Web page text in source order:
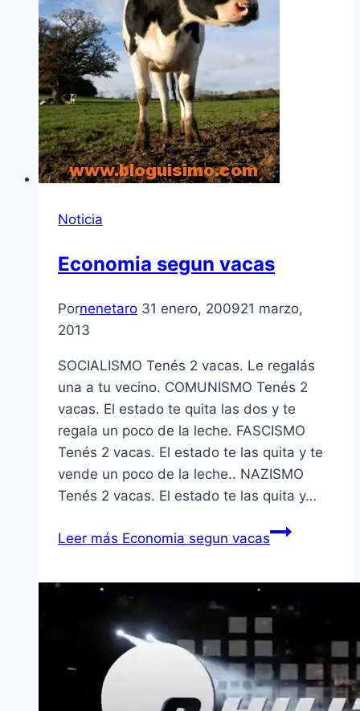
Noticia
Economia segun vacas
Pornenetaro 31 enero, 200921 marzo,
2013
SOCIALISMO Tenés 2 vacas. Le regalás
una a tu vecino. COMUNISMO Tenés 2
vacas. El estado te quita las dos y te
regala un poco de la leche. FASCISMO
Tenés 2 vacas. El estado te las quita y te
vende un poco de la leche.. NAZISMO
Tenés 2 vacas. El estado te las quita y…
Leer más Economia segun vacas